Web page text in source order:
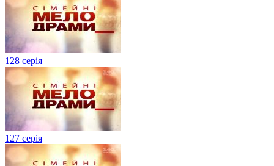
128 серія
127 серія